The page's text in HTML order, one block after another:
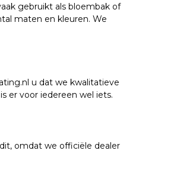
gebruikt als bloembak of
maten en kleuren. We
u dat we kwalitatieve
er voor iedereen wel iets.
omdat we officiële dealer